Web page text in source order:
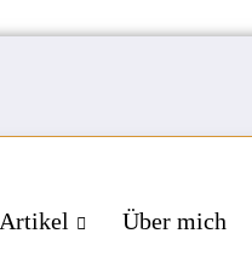
Artikel Über mich